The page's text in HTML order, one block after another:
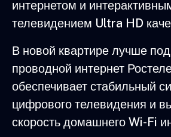
интернетом и
телевидением Ultra HD
В новой квартире лучше
проводной интернет
обеспечивает стабильный
цифрового телевидения и
скорость домашнего Wi-Fi